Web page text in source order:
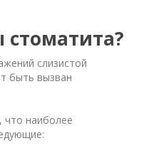
слизистой
быть вызван
наиболее